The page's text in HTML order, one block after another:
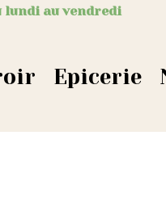
lundi au vendredi
Epicerie